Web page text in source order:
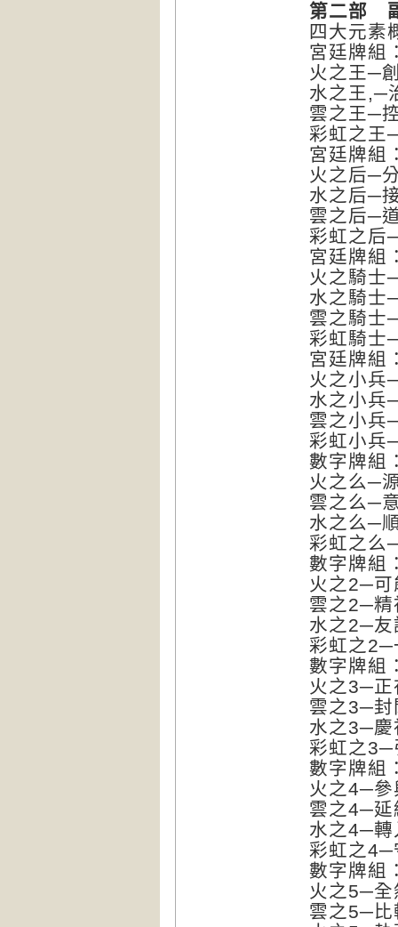
第二部
四大元素
宮廷牌組
火之王─
水之王,─
雲之王─
彩虹之王
宮廷牌組
火之后─
水之后─
雲之后─
彩虹之后
宮廷牌組
火之騎士
水之騎士
雲之騎士
彩虹騎士
宮廷牌組
火之小兵
水之小兵
雲之小兵
彩虹小兵
數字牌組
火之么─
雲之么─
水之么─
彩虹之么
數字牌組
火之2─
雲之2─
水之2─
彩虹之2─
數字牌組
火之3─
雲之3─
水之3─
彩虹之
數字牌組
火之4─
雲之4─
水之4─
彩虹之
數字牌組
火之5─
雲之5─